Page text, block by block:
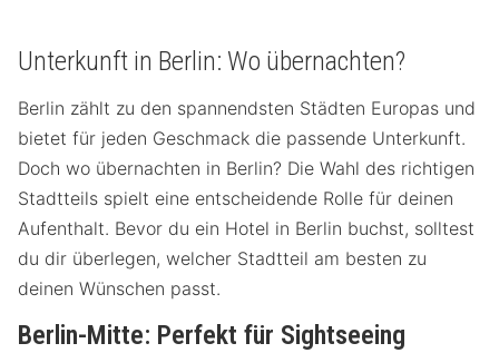
Unterkunft in Berlin: Wo übernachten?
Berlin zählt zu den spannendsten Städten Europas und
bietet für jeden Geschmack die passende Unterkunft.
Doch wo übernachten in Berlin? Die Wahl des richtigen
Stadtteils spielt eine entscheidende Rolle für deinen
Aufenthalt. Bevor du ein Hotel in Berlin buchst, solltest
du dir überlegen, welcher Stadtteil am besten zu
deinen Wünschen passt.
Berlin-Mitte: Perfekt für Sightseeing